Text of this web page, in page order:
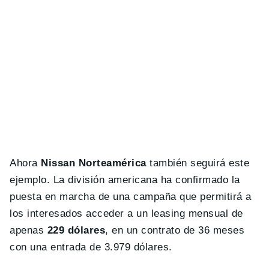
Ahora Nissan Norteaméricatambién seguirá este
ejemplo. La división americana ha confirmado la
puesta en marcha de una campaña que permitirá a
los interesados acceder a un leasing mensual de
apenas 229 dólares, en un contrato de 36 meses
con una entrada de 3.979 dólares.